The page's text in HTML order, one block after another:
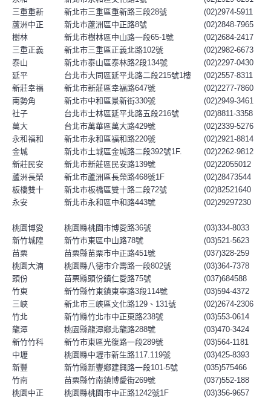
三重重新
新北市三重區重新路三段28號
(02)2974-5911
蘆洲中正
新北市蘆洲區中正路8號
(02)2848-7965
樹林
新北市樹林區中山路一段65-1號
(02)2684-2417
三重正義
新北市三重區正義北路102號
(02)2982-6673
泰山
新北市泰山區泰林路2段134號
(02)2297-0430
延平
台北市大同區延平北路二段215號1樓
(02)2557-8311
新莊幸福
新北市新莊區幸福路647號
(02)2277-7860
南勢角
新北市中和區景新街330號
(02)2949-3461
社子
台北市士林區延平北路五段216號
(02)8811-3358
萬大
台北市萬華區萬大路429號
(02)2339-5276
永和福和
新北市永和區福和路220號
(02)2921-8814
金城
新北市土城區金城路二段392號1F.
(02)2262-9812
新莊民安
新北市新莊區民安路139號
(02)22055012
蘆洲長榮
新北市蘆洲區長榮路468號1F
(02)28473544
板橋雙十
新北市板橋區雙十路二段72號
(02)82521640
永安
新北市永和區中和路443號 (02)29297230
桃園博愛 桃園縣桃園市博愛路36號
(03)334-8033
新竹城隍
新竹市東區中山路78號
(03)521-5623
苗栗
苗栗縣苗栗市中正路451號
(037)328-259
桃園大湳
桃園縣八德市介壽路一段802號
(03)364-7378
頭份
苗栗縣頭份鎮仁愛路75號
(037)684588
竹東
新竹縣竹東鎮東寧路3段114號
(03)594-4372
三峽
新北市三峽區文化路129、131號
(02)2674-2306
竹北
新竹縣竹北市中正東路238號
(03)553-0614
龍潭
桃園縣龍潭鄉北龍路288號
(03)470-3424
新竹竹科
新竹市東區光復路一段289號
(03)564-1181
中壢
桃園縣中壢市新生路117.119號
(03)425-8393
新豐
新竹縣新豐鄉建興路一段101-5號
(035)575466
竹南
苗栗縣竹南鎮博愛街269號
(037)552-188
桃園中正
桃園縣桃園市中正路1242號1F (03)356-9657